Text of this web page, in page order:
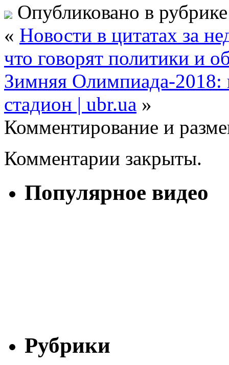
Опубликовано в
« Новости в цитатах за
что говорят политики и
Зимняя Олимпиада-
стадион | ubr.ua »
Комментирование и
Комментарии закрыты.
Популярное видео
Рубрики